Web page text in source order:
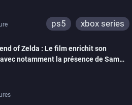
ps5 xbox series
of Zelda : Le film enrichit son
notamment la présence de Sam